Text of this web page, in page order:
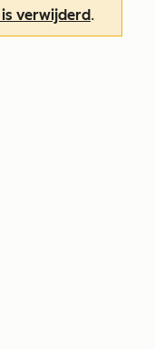
verwijderd.